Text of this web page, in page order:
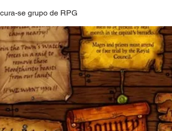
se grupo de RPG